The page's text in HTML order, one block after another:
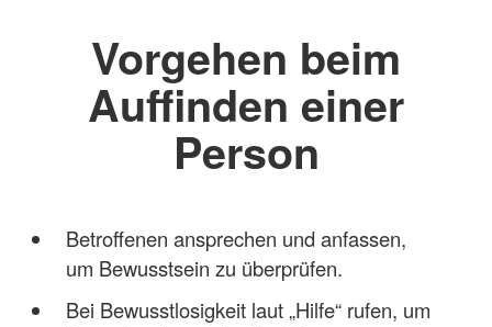
Vorgehen beim
Auffinden einer
Person
Betroffenen ansprechen und anfassen,
um Bewusstsein zu überprüfen.
Bei Bewusstlosigkeit laut „Hilfe“ rufen, um